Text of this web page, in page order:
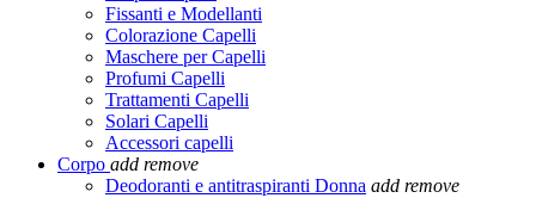
Fissanti e Modellanti
Colorazione Capelli
Maschere per Capelli
Profumi Capelli
Trattamenti Capelli
Solari Capelli
Accessori capelli
Corpo add remove
Deodoranti e antitraspiranti Donna add remove